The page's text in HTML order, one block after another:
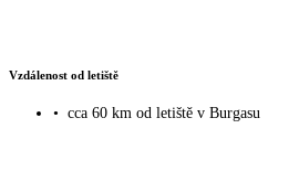
Vzdálenost od letiště
• cca 60 km od letiště v Burgasu